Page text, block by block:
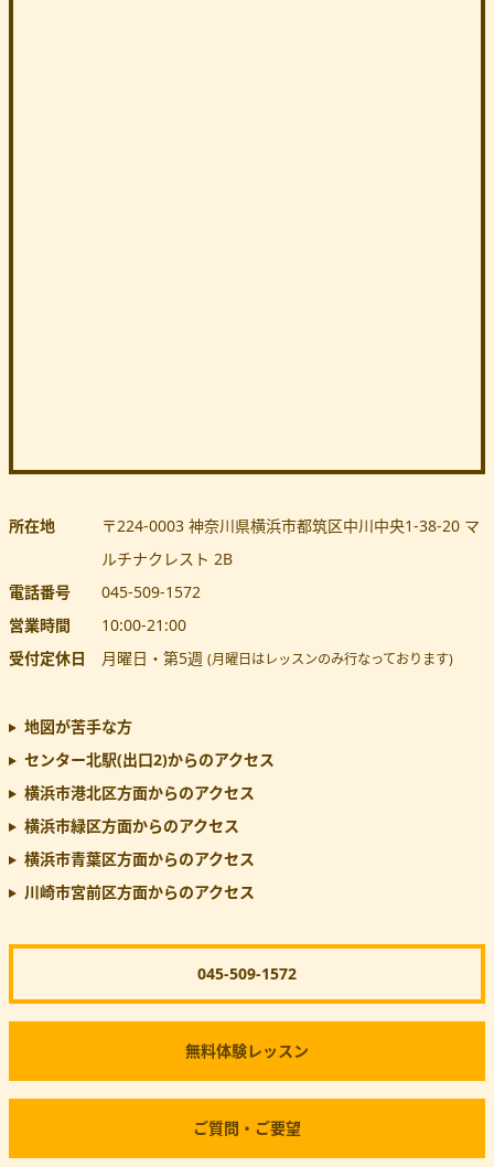
所在地 〒224-0003 神奈川県横浜市都筑区中川中央1-38-20 マ
ルチナクレスト 2B
電話番号
045-509-1572
営業時間
10:00-21:00
受付定休日
月曜日・第5週 (月曜日はレッスンのみ行なっております)
地図が苦手な方
センター北駅(出口2)からのアクセス
横浜市港北区方面からのアクセス
横浜市緑区方面からのアクセス
横浜市青葉区方面からのアクセス
川崎市宮前区方面からのアクセス
045-509-1572
無料体験レッスン
ご質問・ご要望